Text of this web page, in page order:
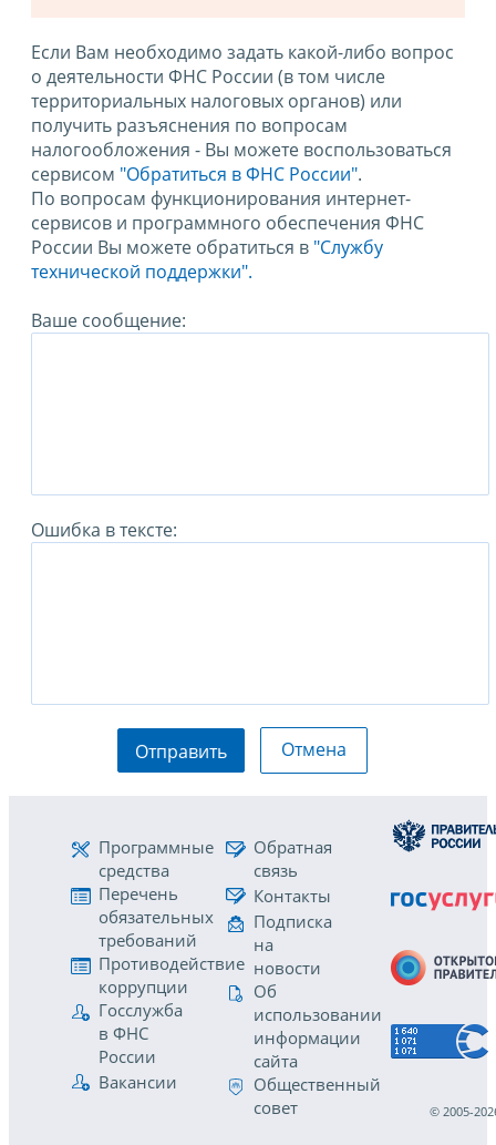
Если Вам необходимо задать какой-либо вопрос
о деятельности ФНС России (в том числе
территориальных налоговых органов) или
получить разъяснения по вопросам
налогообложения - Вы можете воспользоваться
сервисом "Обратиться в ФНС России".
По вопросам функционирования интернет-
сервисов и программного обеспечения ФНС
России Вы можете обратиться в "Службу
технической поддержки".
Ваше сообщение:
Ошибка в тексте:
Отправить Отмена
Программные
средства
Перечень
обязательных
требований
Противодействие
коррупции
Госслужба
в ФНС
России
Вакансии
Обратная
связь
Контакты
Подписка
на
новости
Об
использовании
информации
сайта
Общественный
совет
© 2005-